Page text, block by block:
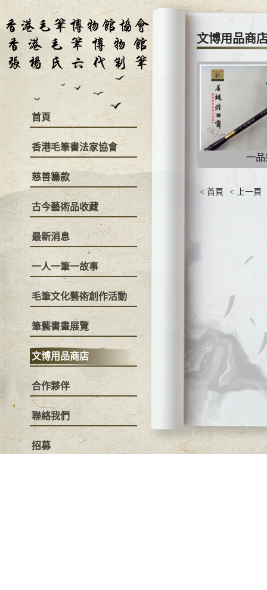
首頁
香港毛筆書法家協會
慈善籌款
古今藝術品收藏
最新消息
一人一筆一故事
毛筆文化藝術創作活動
筆藝書畫展覽
文博用品商店
合作夥伴
聯絡我們
招募
文博用品商
一
< 首頁 < 上一頁